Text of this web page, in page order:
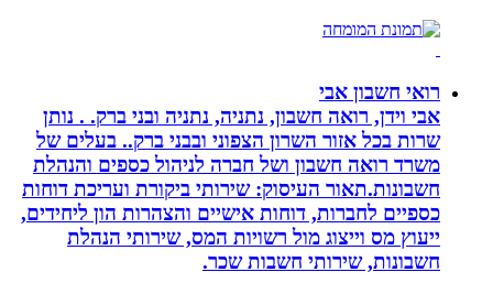
רואי חשבון אבי
אבי וידן, רואה חשבון, נתניה, נתניה ובני ברק. . נותן
שרות בכל אזור השרון הצפוני ובבני ברק.. בעלים של
משרד רואה חשבון ושל חברה לניהול כספים והנהלת
חשבונות.תאור העיסוק: שירותי ביקורת ועריכת דוחות
כספיים לחברות, דוחות אישיים והצהרות הון ליחידים,
ייעוץ מס וייצוג מול רשויות המס, שירותי הנהלת
חשבונות, שירותי חשבות שכר.